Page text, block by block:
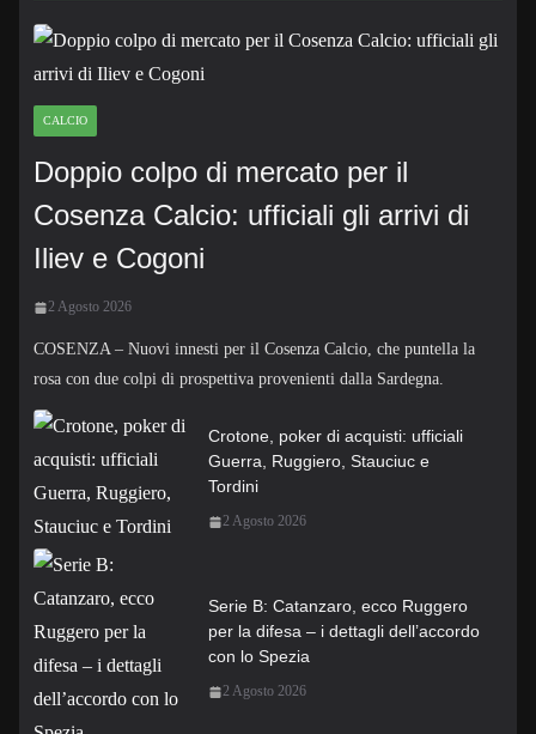
CALCIO
Doppio colpo di mercato per il
Cosenza Calcio: ufficiali gli arrivi di
Iliev e Cogoni
2 Agosto 2026
COSENZA – Nuovi innesti per il Cosenza Calcio, che puntella la
rosa con due colpi di prospettiva provenienti dalla Sardegna.
Crotone, poker di acquisti: ufficiali
Guerra, Ruggiero, Stauciuc e
Tordini
2 Agosto 2026
Serie B: Catanzaro, ecco Ruggero
per la difesa – i dettagli dell’accordo
con lo Spezia
2 Agosto 2026